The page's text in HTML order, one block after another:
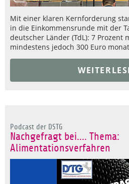
Mit einer klaren Kernforderung
in die Einkommensrunde mit der
deutscher Länder (TdL): 7 Prozent
mindestens jedoch 300 Euro
Podcast der DSTG
Nachgefragt bei.... Thema:
Alimentationsverfahren